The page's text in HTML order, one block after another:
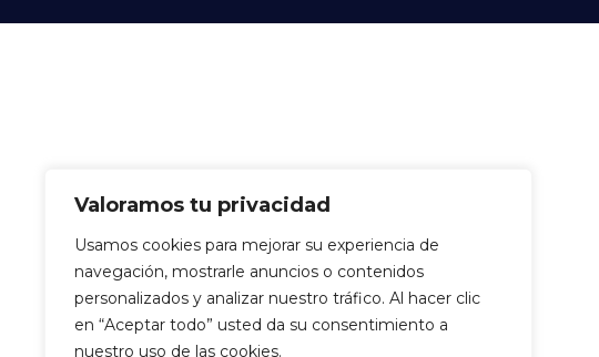
Valoramos tu privacidad
Usamos cookies para mejorar su experiencia de
navegación, mostrarle anuncios o contenidos
personalizados y analizar nuestro tráfico. Al hacer clic
en “Aceptar todo” usted da su consentimiento a
nuestro uso de las cookies.